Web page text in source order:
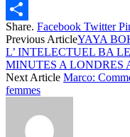
Twitter
Share
Share. Facebook Twitter
Previous ArticleYAYA
L’ INTELECTUEL BA
MINUTES A LONDRES
Next Article Marco:
femmes